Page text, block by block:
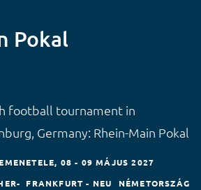
Pokal
football tournament in
Germany: Rhein-Main Pokal
08 - 09 MÁJUS 2027
FRANKFURT - NEU
NÉMETORSZÁG